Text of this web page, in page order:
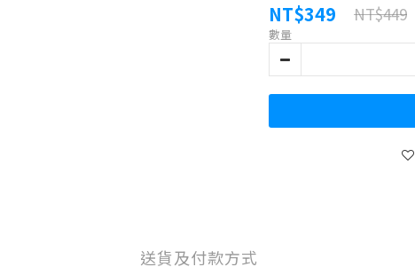
NT$349 NT$449
數量
送貨及付款方式